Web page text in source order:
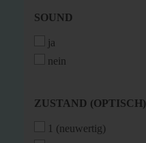
SOUND
SOUND
ja
nein
ZUSTAND
ZUSTAND (OPTISCH)
1 (neuwertig)